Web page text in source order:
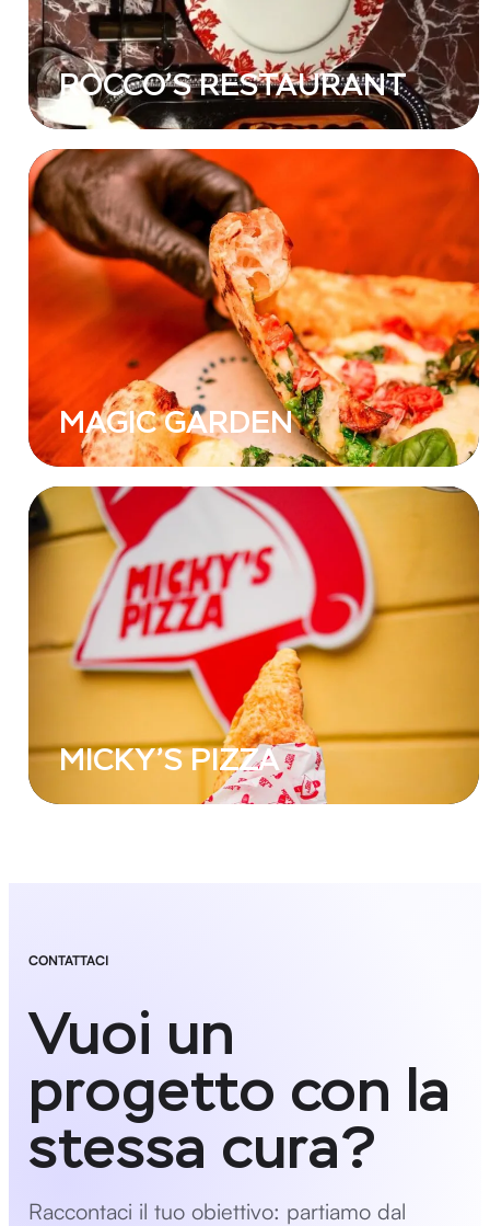
ROCCO’S RESTAURANT
MAGIC GARDEN
MICKY’S PIZZA
CONTATTACI
Vuoi un
progetto con la
stessa cura?
Raccontaci il tuo obiettivo: partiamo dal